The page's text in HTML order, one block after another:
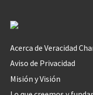
Acerca de Veracidad
Aviso de Privacidad
Misión y Visión